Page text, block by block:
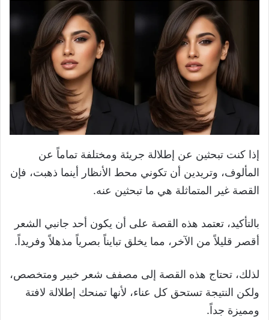
إذا كنت تبحثين عن إطلالة جريئة ومختلفة تماماً عن
المألوف، وتريدين أن تكوني محط الأنظار أينما ذهبت، فإن
القصة غير المتماثلة هي ما تبحثين عنه.
بالتأكيد، تعتمد هذه القصة على أن يكون أحد جانبي الشعر
أقصر قليلاً من الآخر، مما يخلق تبايناً بصرياً مذهلاً وفريداً.
لذلك، تحتاج هذه القصة إلى مصفف شعر خبير ومتخصص،
ولكن النتيجة تستحق كل عناء، لأنها تمنحك إطلالة لافتة
ومميزة جداً.